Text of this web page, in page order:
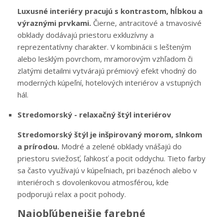
Luxusné interiéry pracujú s kontrastom, hĺbkou a
výraznými prvkami. Čierne, antracitové a tmavosivé
obklady dodávajú priestoru exkluzívny a
reprezentatívny charakter. V kombinácii s lešteným
alebo lesklým povrchom, mramorovým vzhľadom či
zlatými detailmi vytvárajú prémiový efekt vhodný do
moderných kúpeľní, hotelových interiérov a vstupných
hál.
Stredomorský - relaxačný štýl interiérov
Stredomorský štýl je inšpirovaný morom, slnkom
a prírodou. Modré a zelené obklady vnášajú do
priestoru sviežosť, ľahkosť a pocit oddychu. Tieto farby
sa často využívajú v kúpeľniach, pri bazénoch alebo v
interiéroch s dovolenkovou atmosférou, kde
podporujú relax a pocit pohody.
Najobľúbenejšie farebné